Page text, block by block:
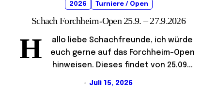
2026 Turniere / Open
Schach Forchheim-Open 25.9. – 27.9.2026
H
allo liebe Schachfreunde, ich würde
euch gerne auf das Forchheim-Open
hinweisen. Dieses findet von 25.09...
Juli 15, 2026